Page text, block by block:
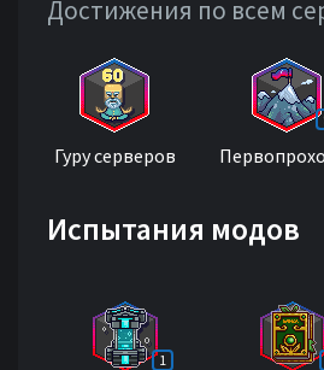
Достижения по всем
Гуру серверов
Испытания модов
1